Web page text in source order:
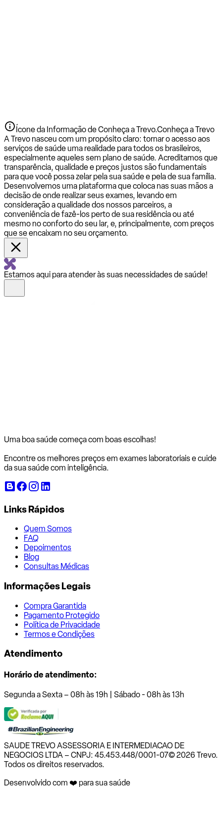
Ícone da Informação de Conheça a Trevo.Conheça a Trevo
A Trevo nasceu com um propósito claro: tornar o acesso aos
serviços de saúde uma realidade para todos os brasileiros,
especialmente aqueles sem plano de saúde. Acreditamos que
transparência, qualidade e preços justos são fundamentais
para que você possa zelar pela sua saúde e pela de sua família.
Desenvolvemos uma plataforma que coloca nas suas mãos a
decisão de onde realizar seus exames, levando em
consideração a qualidade dos nossos parceiros, a
conveniência de fazê-los perto de sua residência ou até
mesmo no conforto do seu lar, e, principalmente, com preços
que se encaixam no seu orçamento.
Estamos aqui para atender às suas necessidades de saúde!
Uma boa saúde começa com boas escolhas!
Encontre os melhores preços em exames laboratoriais e cuide
da sua saúde com inteligência.
Links Rápidos
Quem Somos
FAQ
Depoimentos
Blog
Consultas Médicas
Informações Legais
Compra Garantida
Pagamento Protegido
Política de Privacidade
Termos e Condições
Atendimento
Horário de atendimento:
Segunda a Sexta – 08h às 19h | Sábado - 08h às 13h
SAUDE TREVO ASSESSORIA E INTERMEDIACAO DE
NEGOCIOS LTDA – CNPJ: 45.453.448/0001-07© 2026 Trevo.
Todos os direitos reservados.
Desenvolvido com ❤️ para sua saúde